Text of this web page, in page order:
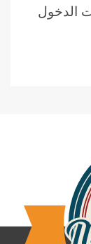
الدخول